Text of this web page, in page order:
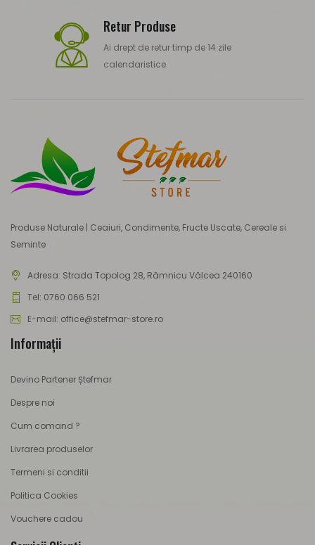
Retur Produse
Ai drept de retur timp de 14 zile
calendaristice
Produse Naturale | Ceaiuri, Condimente, Fructe Uscate, Cereale si
Seminte
Adresa: Strada Topolog 28, Râmnicu Vâlcea 240160
Tel: 0760 066 521
E-mail: office@stefmar-store.ro
Informaţii
Devino Partener Ștefmar
Despre noi
Cum comand ?
Livrarea produselor
Termeni si conditii
Politica Cookies
Vouchere cadou